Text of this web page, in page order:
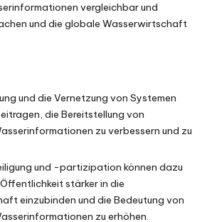
vergleichbar und
und die globale Wasserwirtschaft
und die Vernetzung von Systemen
die Bereitstellung von
zu verbessern und zu
und -partizipation können dazu
stärker in die
einzubinden und die Bedeutung von
zu erhöhen.